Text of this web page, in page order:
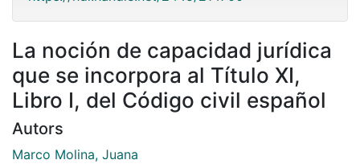
La noción de capacidad jurídica
que se incorpora al Título XI,
Libro I, del Código civil español
Autors
Marco Molina, Juana